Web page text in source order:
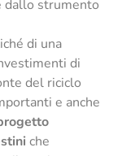
dallo strumento
di una
di
del riciclo
e anche
che